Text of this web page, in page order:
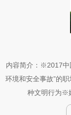
内容简介：※2017中
环境和安全事故”的
种文明行为※